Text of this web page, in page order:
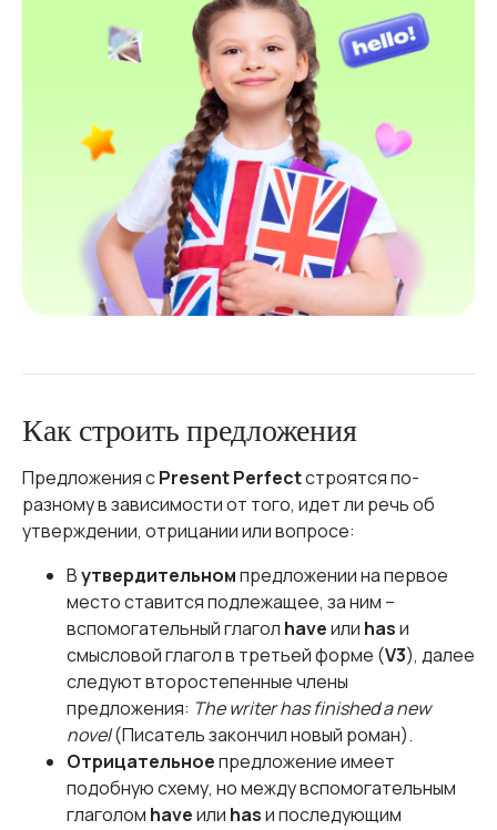
Как строить предложения
Предложения сPresent Perfectстроятся по-
разному в зависимости от того, идет ли речь об
утверждении, отрицании или вопросе:
Вутвердительномпредложении на первое
место ставится подлежащее, за ним –
вспомогательный глагол haveили hasи
смысловой глагол в третьей форме (V3), далее
следуют второстепенные члены
предложения: The writer has finished a new
novel(Писатель закончил новый роман).
Отрицательноепредложение имеет
подобную схему, но между вспомогательным
глаголом haveили hasи последующим